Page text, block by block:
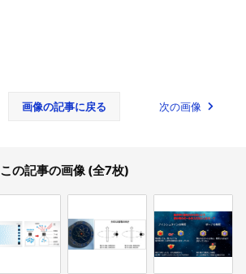
画像の記事に戻る 次の画像
この記事の画像 (全7枚)